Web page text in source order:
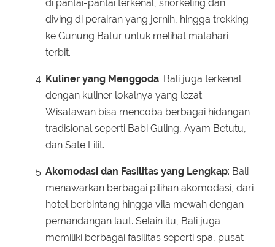
di pantai-pantai terkenal, snorkeling dan
diving di perairan yang jernih, hingga trekking
ke Gunung Batur untuk melihat matahari
terbit.
Kuliner yang Menggoda: Bali juga terkenal
dengan kuliner lokalnya yang lezat.
Wisatawan bisa mencoba berbagai hidangan
tradisional seperti Babi Guling, Ayam Betutu,
dan Sate Lilit.
Akomodasi dan Fasilitas yang Lengkap: Bali
menawarkan berbagai pilihan akomodasi, dari
hotel berbintang hingga vila mewah dengan
pemandangan laut. Selain itu, Bali juga
memiliki berbagai fasilitas seperti spa, pusat